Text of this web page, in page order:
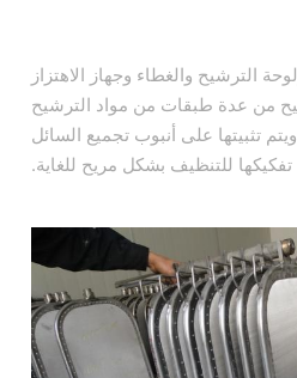
الترشيح والغطاء وجهاز الاهتزاز
من عدة طبقات من مواد الترشيح
تثبيتها على أنبوب تجميع السائل
للتنظيف بشكل مريح للغاية.